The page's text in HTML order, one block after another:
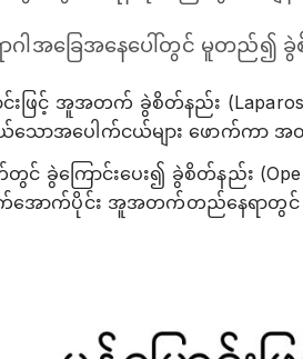
ဂါအခြေအနေပေါ်တွင် မူတည်၍
ာင်းဖြင့် အူအတက် ခွဲစိတ်နည်း
သောအပေါက်ငယ်များ ဖောက်ကာ အ
တွင် ခွဲကြောင်းပေး၍ ခွဲစိတ်နည်း
ောက်ပိုင်း အူအတက်တည်နေရာတွင်